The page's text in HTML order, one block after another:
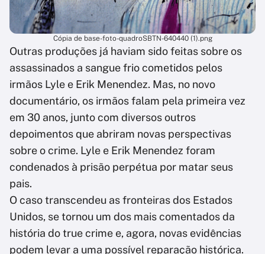
Cópia de base-foto-quadroSBTN-640440 (1).png
Outras produções já haviam sido feitas sobre os
assassinados a sangue frio cometidos pelos
irmãos Lyle e Erik Menendez. Mas, no novo
documentário, os irmãos falam pela primeira vez
em 30 anos, junto com diversos outros
depoimentos que abriram novas perspectivas
sobre o crime. Lyle e Erik Menendez foram
condenados à prisão perpétua por matar seus
pais.
O caso transcendeu as fronteiras dos Estados
Unidos, se tornou um dos mais comentados da
história do true crime e, agora, novas evidências
podem levar a uma possível reparação histórica.